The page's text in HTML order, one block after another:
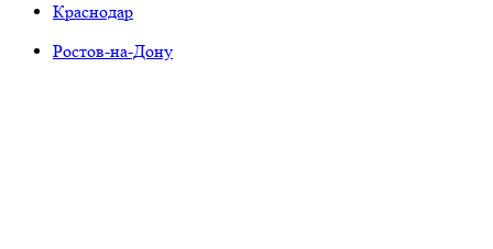
Краснодар
Ростов-на-Дону